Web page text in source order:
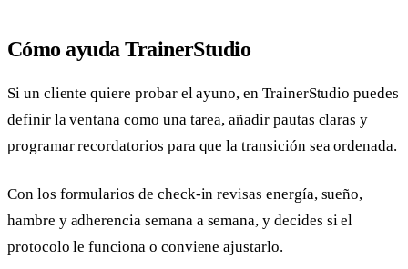
Cómo ayuda TrainerStudio
Si un cliente quiere probar el ayuno, en TrainerStudio puedes
definir la ventana como una tarea, añadir pautas claras y
programar recordatorios para que la transición sea ordenada.
Con los formularios de check-in revisas energía, sueño,
hambre y adherencia semana a semana, y decides si el
protocolo le funciona o conviene ajustarlo.